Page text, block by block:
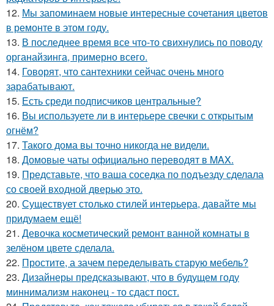
12. Мы запоминаем новые интересные сочетания цветов
в ремонте в этом году.
13. В последнее время все что-то свихнулись по поводу
органайзинга, примерно всего.
14. Говорят, что сантехники сейчас очень много
зарабатывают.
15. Есть среди подписчиков центральные?
16. Вы используете ли в интерьере свечки с открытым
огнём?
17. Такого дома вы точно никогда не видели.
18. Домовые чаты официально переводят в MAX.
19. Представьте, что ваша соседка по подъезду сделала
со своей входной дверью это.
20. Существует столько стилей интерьера, давайте мы
придумаем ещё!
21. Девочка косметический ремонт ванной комнаты в
зелёном цвете сделала.
22. Простите, а зачем переделывать старую мебель?
23. Дизайнеры предсказывают, что в будущем году
миннимализм наконец - то сдаст пост.